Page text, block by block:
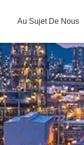
Au Sujet De Nous